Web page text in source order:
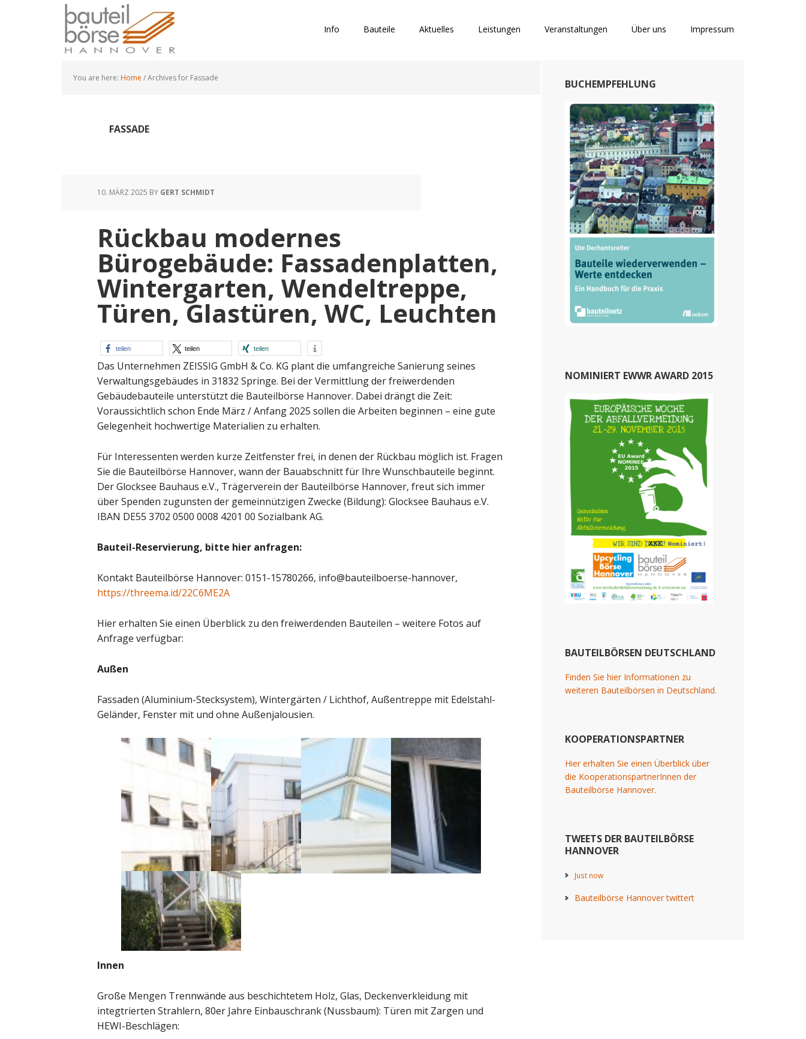
Skip
to
main
content
Skip
to
primary
sidebar
Skip
to
footer
Info Bauteile Aktuelles Leistungen Veranstaltungen Über uns Impressum
You are here: Home /Archives for Fassade
FASSADE
10. MÄRZ 2025 BY GERT SCHMIDT
Rückbau modernes
Bürogebäude: Fassadenplatten,
Wintergarten, Wendeltreppe,
Türen, Glastüren, WC, Leuchten
teilen teilen teilen
Das Unternehmen ZEISSIG GmbH & Co. KG plant die umfangreiche Sanierung seines
Verwaltungsgebäudes in 31832 Springe. Bei der Vermittlung der freiwerdenden
Gebäudebauteile unterstützt die Bauteilbörse Hannover. Dabei drängt die Zeit:
Voraussichtlich schon Ende März / Anfang 2025 sollen die Arbeiten beginnen – eine gute
Gelegenheit hochwertige Materialien zu erhalten.
Für Interessenten werden kurze Zeitfenster frei, in denen der Rückbau möglich ist. Fragen
Sie die Bauteilbörse Hannover, wann der Bauabschnitt für Ihre Wunschbauteile beginnt.
Der Glocksee Bauhaus e.V., Trägerverein der Bauteilbörse Hannover, freut sich immer
über Spenden zugunsten der gemeinnützigen Zwecke (Bildung): Glocksee Bauhaus e.V.
IBAN DE55 3702 0500 0008 4201 00 Sozialbank AG.
Bauteil-Reservierung, bitte hier anfragen:
Kontakt Bauteilbörse Hannover: 0151-15780266, info@bauteilboerse-hannover,
https://threema.id/22C6ME2A
Hier erhalten Sie einen Überblick zu den freiwerdenden Bauteilen – weitere Fotos auf
Anfrage verfügbar:
Außen
Fassaden (Aluminium-Stecksystem), Wintergärten / Lichthof, Außentreppe mit Edelstahl-
Geländer, Fenster mit und ohne Außenjalousien.
Innen
Große Mengen Trennwände aus beschichtetem Holz, Glas, Deckenverkleidung mit
integtrierten Strahlern, 80er Jahre Einbauschrank (Nussbaum): Türen mit Zargen und
HEWI-Beschlägen:
Primary
Sidebar
BUCHEMPFEHLUNG
NOMINIERT EWWR AWARD 2015
BAUTEILBÖRSEN DEUTSCHLAND
Finden Sie hier Informationen zu
weiteren Bauteilbörsen in Deutschland.
KOOPERATIONSPARTNER
Hier erhalten Sie einen Überblick über
die KooperationspartnerInnen der
Bauteilbörse Hannover.
TWEETS DER BAUTEILBÖRSE
HANNOVER
Just now
Bauteilbörse Hannover twittert